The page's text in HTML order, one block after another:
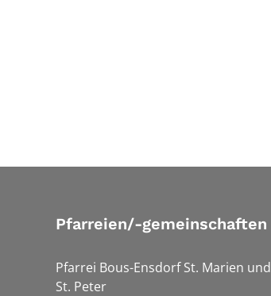
Pfarreien/-gemeinschaften
Pfarrei Bous-Ensdorf St. Marien und
St. Peter